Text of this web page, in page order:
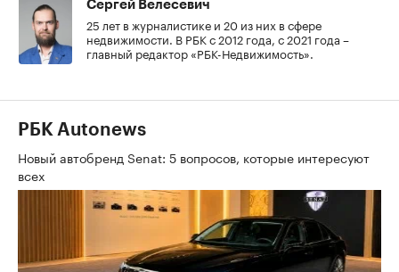
Сергей Велесевич
25 лет в журналистике и 20 из них в сфере
недвижимости. В РБК с 2012 года, с 2021 года –
главный редактор «РБК-Недвижимость».
РБК Autonews
Новый автобренд Senat: 5 вопросов, которые интересуют
всех